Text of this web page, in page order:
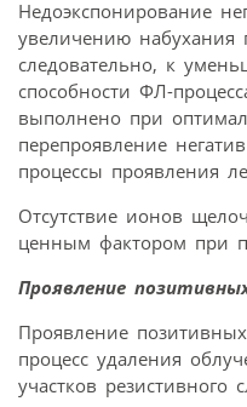
Недоэкспонирование
увеличению
следовательно, к
способности ФЛ-
выполнено при
перепроявление
процессы проявления
Отсутствие ионов
ценным фактором при
Проявление
Проявление
процесс удаления
участков резистивного